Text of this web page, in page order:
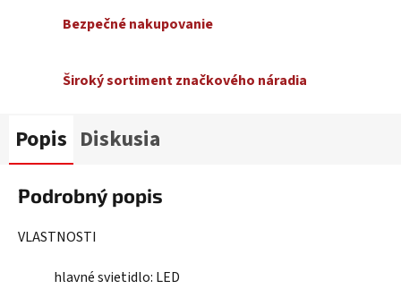
Bezpečné nakupovanie
Široký sortiment značkového náradia
Popis Diskusia
Podrobný popis
VLASTNOSTI
hlavné svietidlo: LED